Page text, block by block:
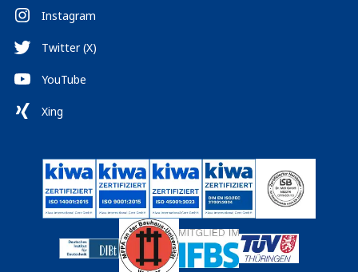
Instagram
Twitter (X)
YouTube
Xing